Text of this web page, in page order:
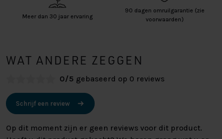
Meer dan 30 jaar ervaring
90 dagen omruilgarantie (zie
voorwaarden)
WAT ANDERE ZEGGEN
0/5 gebaseerd op 0 reviews
Schrijf een review
Op dit moment zijn er geen reviews voor dit product.